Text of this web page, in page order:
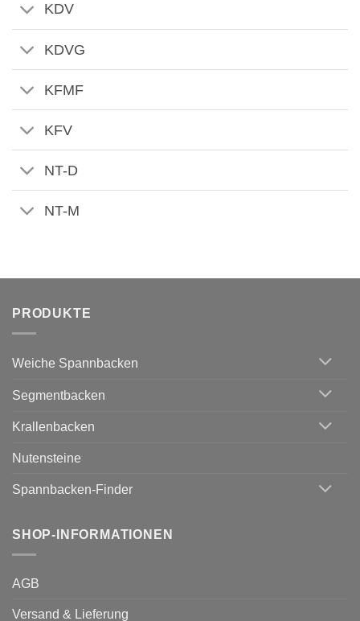
KDV
KDVG
KFMF
KFV
NT-D
NT-M
PRODUKTE
Weiche Spannbacken
Segmentbacken
Krallenbacken
Nutensteine
Spannbacken-Finder
SHOP-INFORMATIONEN
AGB
Versand & Lieferung